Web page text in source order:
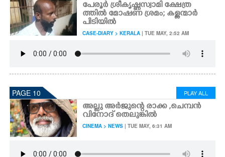
പേരൂർ ശ്രീകൃഷ്ണസ്വാമി ക്ഷേത്ര
ത്തിൽ മോഷണ ശ്രമം; കള്ളന്മാർ
പിടിയിൽ
CASE-DIARY > KERALA | TUE MAY, 2:52 AM
PAGE 10 PLAY ALL
അല്ലു അർജുന്റെ രാക്ക ,​ ചെമ്പൻ
വിനോദ് തെലുങ്കിൽ
CINEMA > NEWS | TUE MAY, 6:31 AM